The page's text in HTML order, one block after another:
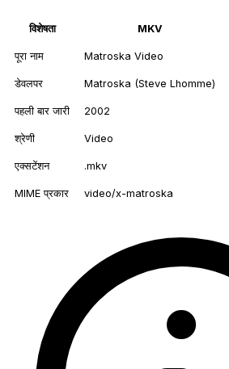
विशेषता MKV
पूरा नाम Matroska Video
डेवलपर Matroska (Steve Lhomme)
पहली बार जारी 2002
श्रेणी Video
एक्सटेंशन .mkv
MIME प्रकार video/x-matroska